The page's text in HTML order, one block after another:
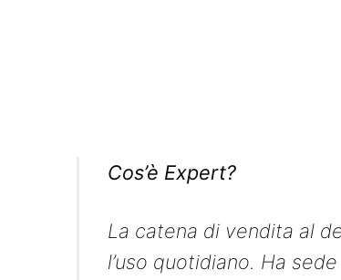
Cos’è Expert?
La catena di vendita al
l’uso quotidiano. Ha